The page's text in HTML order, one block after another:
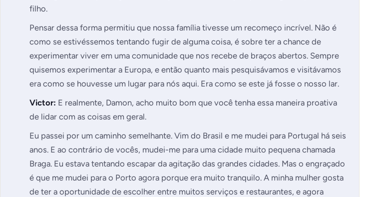
filho.
Pensar dessa forma permitiu que nossa família tivesse um recomeço incrível. Não é
como se estivéssemos tentando fugir de alguma coisa, é sobre ter a chance de
experimentar viver em uma comunidade que nos recebe de braços abertos. Sempre
quisemos experimentar a Europa, e então quanto mais pesquisávamos e visitávamos
era como se houvesse um lugar para nós aqui. Era como se este já fosse o nosso lar.
Victor: E realmente, Damon, acho muito bom que você tenha essa maneira proativa
de lidar com as coisas em geral.
Eu passei por um caminho semelhante. Vim do Brasil e me mudei para Portugal há seis
anos. E ao contrário de vocês, mudei-me para uma cidade muito pequena chamada
Braga. Eu estava tentando escapar da agitação das grandes cidades. Mas o engraçado
é que me mudei para o Porto agora porque era muito tranquilo. A minha mulher gosta
de ter a oportunidade de escolher entre muitos serviços e restaurantes, e agora